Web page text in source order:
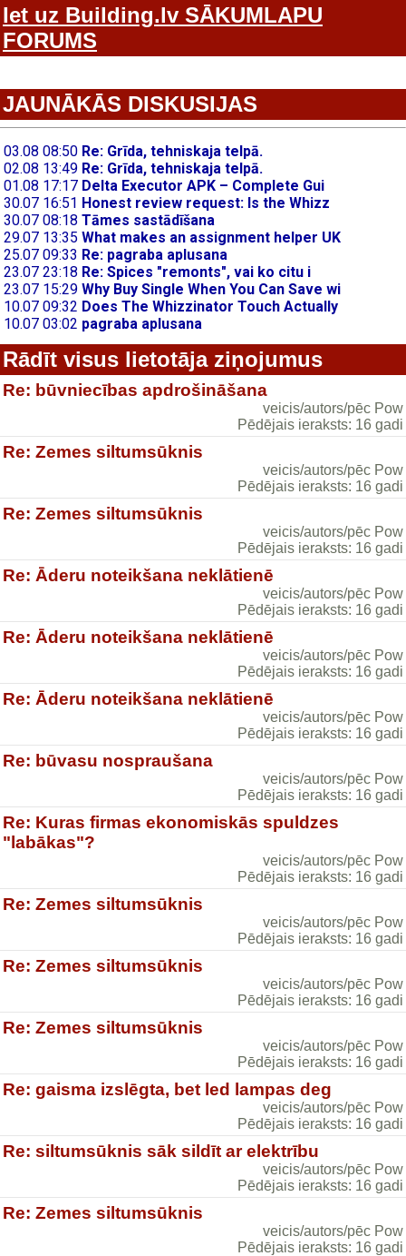
Iet uz Building.lv SĀKUMLAPU
FORUMS
JAUNĀKĀS DISKUSIJAS
Rādīt visus lietotāja ziņojumus
Re: būvniecības apdrošināšana
veicis/autors/pēc Pow
Pēdējais ieraksts: 16 gadi
Re: Zemes siltumsūknis
veicis/autors/pēc Pow
Pēdējais ieraksts: 16 gadi
Re: Zemes siltumsūknis
veicis/autors/pēc Pow
Pēdējais ieraksts: 16 gadi
Re: Āderu noteikšana neklātienē
veicis/autors/pēc Pow
Pēdējais ieraksts: 16 gadi
Re: Āderu noteikšana neklātienē
veicis/autors/pēc Pow
Pēdējais ieraksts: 16 gadi
Re: Āderu noteikšana neklātienē
veicis/autors/pēc Pow
Pēdējais ieraksts: 16 gadi
Re: būvasu nospraušana
veicis/autors/pēc Pow
Pēdējais ieraksts: 16 gadi
Re: Kuras firmas ekonomiskās spuldzes
"labākas"?
veicis/autors/pēc Pow
Pēdējais ieraksts: 16 gadi
Re: Zemes siltumsūknis
veicis/autors/pēc Pow
Pēdējais ieraksts: 16 gadi
Re: Zemes siltumsūknis
veicis/autors/pēc Pow
Pēdējais ieraksts: 16 gadi
Re: Zemes siltumsūknis
veicis/autors/pēc Pow
Pēdējais ieraksts: 16 gadi
Re: gaisma izslēgta, bet led lampas deg
veicis/autors/pēc Pow
Pēdējais ieraksts: 16 gadi
Re: siltumsūknis sāk sildīt ar elektrību
veicis/autors/pēc Pow
Pēdējais ieraksts: 16 gadi
Re: Zemes siltumsūknis
veicis/autors/pēc Pow
Pēdējais ieraksts: 16 gadi